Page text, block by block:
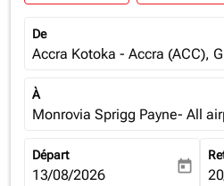
De
Accra Kotoka - Accra (ACC),
À
Monrovia Sprigg Payne- All
Départ
fc-booking-departure-date-
13/08/2026 today